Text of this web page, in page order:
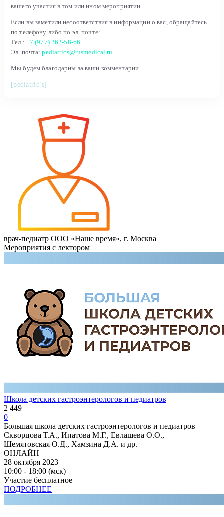
вашего участия в том или ином мероприятии.
Если вы заметили несоответствия в информации о вас, обращайтесь
по телефону либо по эл. почте:
Тел.: +7 (977) 262-58-66
Эл. почта:pediatrics@rusmedical.ru
Мы будем благодарны за ваши комментарии.
[pediatric`s]
врач-педиатр ООО «Наше время», г. Москва
Мероприятия с лектором
Школа детских гастроэнтерологов и педиатров
2 449
0
Большая школа детских гастроэнтерологов и педиатров
Скворцова Т.А., Ипатова М.Г., Евлашева О.О.,
Шемятовская О.Д., Хамзина Д.А. и др.
ОНЛАЙН
28 октября 2023
10:00 - 18:00 (мск)
Участие бесплатное
ПОДРОБНЕЕ